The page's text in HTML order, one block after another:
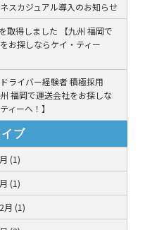
スカジュアル導入のお知らせ
取得しました 【九州 福岡で
お探しならケイ・ティー
ライバー経験者 積極採用
福岡で運送会社をお探しな
ィーへ！】
ブ
(1)
(1)
月 (1)